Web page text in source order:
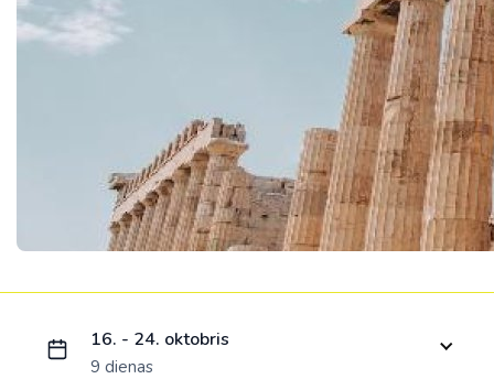
16. - 24. oktobris
9 dienas